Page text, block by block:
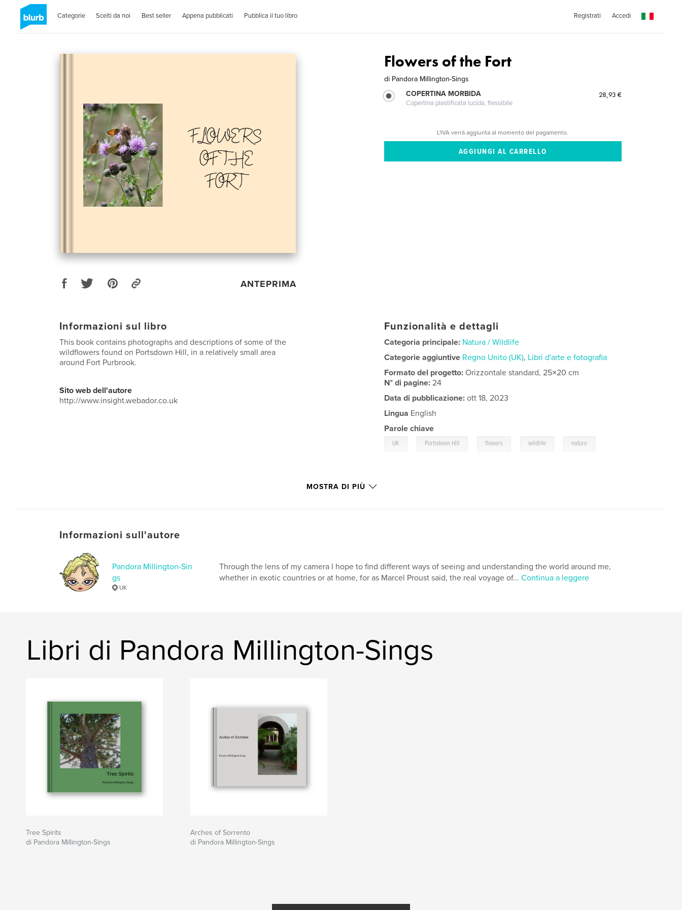
Categorie Scelti da noi Best seller Appena pubblicati Pubblica il tuo libro Registrati Accedi
ANTEPRIMA
Flowers of the Fort
di Pandora Millington-Sings
COPERTINA MORBIDA
Copertina plastificata lucida, flessibile
28,93 €
L'IVA verrà aggiunta al momento del pagamento.
Informazioni sul libro
This book contains photographs and descriptions of some of the
wildflowers found on Portsdown Hill, in a relatively small area
around Fort Purbrook.
Sito web dell'autore
http://www.insight.webador.co.uk
Funzionalità e dettagli
Categoria principale: Natura / Wildlife
Categorie aggiuntive Regno Unito (UK), Libri d'arte e fotografia
Formato del progetto:Orizzontale standard, 25×20 cm
N° di pagine:24
Data di pubblicazione: ott 18, 2023
Lingua English
Parole chiave
UK Portsdown Hill flowers wildlife nature
MOSTRA DI PIÙ
Informazioni sull'autore
Pandora Millington-Sin
gs
UK
Through the lens of my camera I hope to find different ways of seeing and understanding the world around me,
whether in exotic countries or at home, for as Marcel Proust said, the real voyage of... Continua a leggere
Libri di Pandora Millington-Sings
Tree Spirits
di Pandora Millington-Sings
Arches of Sorrento
di Pandora Millington-Sings